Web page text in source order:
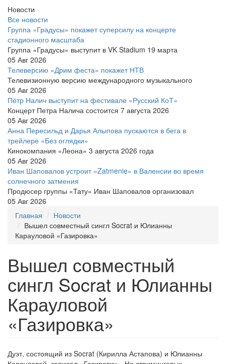
Новости
Все новости
Группа «Градусы» покажет суперсилу на концерте
стадионного масштаба
Группа «Градусы» выступит в VK Stadium 19 марта
05 Авг 2026
Телеверсию «Дрим феста» покажет НТВ
Телевизионную версию международного музыкального
05 Авг 2026
Пётр Налич выступит на фестивале «Русский КоТ»
Концерт Петра Налича состоится 7 августа 2026
05 Авг 2026
Анна Пересильд и Дарья Алыпова пускаются в бега в
трейлере «Без оглядки»
Кинокомпания «Леона» 3 августа 2026 года
05 Авг 2026
Иван Шаповалов устроит «Zatmenie» в Валенсии во время
солнечного затмения
Продюсер группы «Тату» Иван Шаповалов организовал
05 Авг 2026
Главная
Новости
Вышел совместный сингл Socrat и Юлианны
Карауловой «Газировка»
Вышел совместный
сингл Socrat и Юлианны
Карауловой
«Газировка»
Дуэт, состоящий из Socrat (Кирилла Астапова) и Юлианны